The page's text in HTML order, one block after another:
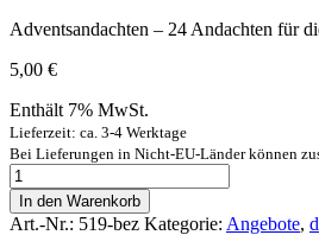
Adventsandachten – 24 Andachten für
5,00 €
Enthält 7% MwSt.
Lieferzeit: ca. 3-4 Werktage
Bei Lieferungen in Nicht-EU-Länder können
In den Warenkorb
Art.-Nr.: 519-bez Kategorie: Angebote,